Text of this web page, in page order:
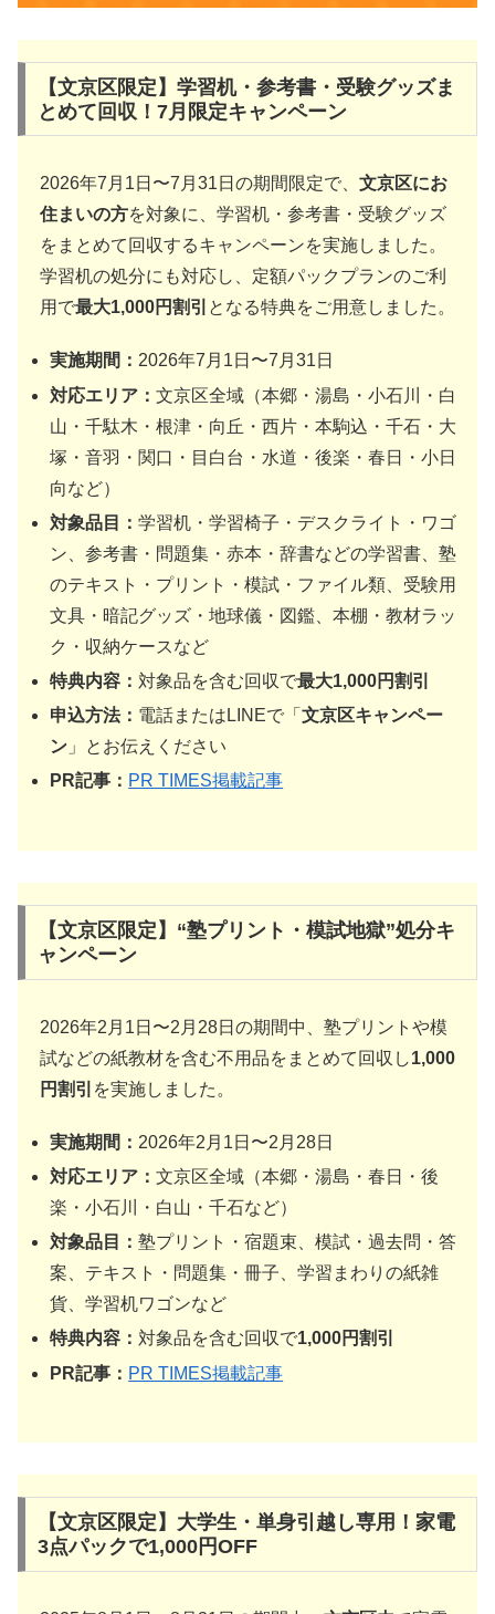
【文京区限定】学習机・参考書・受験グッズま
とめて回収！7月限定キャンペーン
2026年7月1日〜7月31日の期間限定で、 文京区にお
住まいの方を対象に、学習机・参考書・受験グッズ
をまとめて回収するキャンペーンを実施しました。
学習机の処分にも対応し、定額パックプランのご利
用で最大1,000円割引 となる特典をご用意しました。
実施期間：2026年7月1日〜7月31日
対応エリア：文京区全域（本郷・湯島・小石川・白
山・千駄木・根津・向丘・西片・本駒込・千石・大
塚・音羽・関口・目白台・水道・後楽・春日・小日
向など）
対象品目：学習机・学習椅子・デスクライト・ワゴ
ン、参考書・問題集・赤本・辞書などの学習書、塾
のテキスト・プリント・模試・ファイル類、受験用
文具・暗記グッズ・地球儀・図鑑、本棚・教材ラッ
ク・収納ケースなど
特典内容： 対象品を含む回収で最大1,000円割引
申込方法： 電話またはLINEで「文京区キャンペー
ン 」とお伝えください
PR記事： PR TIMES掲載記事
【文京区限定】“塾プリント・模試地獄”処分キ
ャンペーン
2026年2月1日〜2月28日の期間中、塾プリントや模
試などの紙教材を含む不用品をまとめて回収し1,000
円割引 を実施しました。
実施期間： 2026年2月1日〜2月28日
対応エリア：文京区全域（本郷・湯島・春日・後
楽・小石川・白山・千石など）
対象品目：塾プリント・宿題束、模試・過去問・答
案、テキスト・問題集・冊子、学習まわりの紙雑
貨、学習机ワゴンなど
特典内容： 対象品を含む回収で1,000円割引
PR記事： PR TIMES掲載記事
【文京区限定】大学生・単身引越し専用！家電
3点パックで1,000円OFF